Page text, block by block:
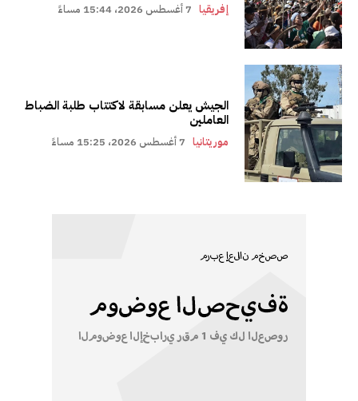
إفريقيا 7 أغسطس 2026، 15:44 مساءً
الجيش يعلن مسابقة لاكتتاب طلبة الضباط
العاملين
موريتانيا 7 أغسطس 2026، 15:25 مساءً